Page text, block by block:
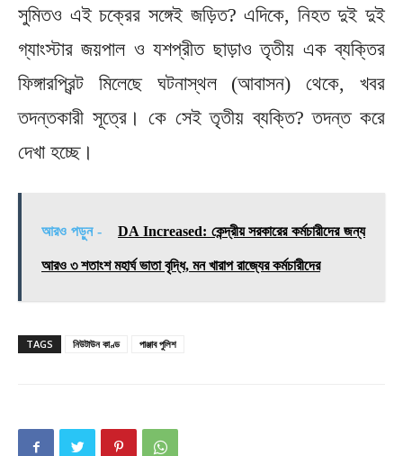
সুমিতও এই চক্রের সঙ্গেই জড়িত? এদিকে, নিহত দুই দুই
গ্যাংস্টার জয়পাল ও যশপ্রীত ছাড়াও তৃতীয় এক ব্যক্তির
ফিঙ্গারপ্রিন্ট মিলেছে ঘটনাস্থল (আবাসন) থেকে, খবর
তদন্তকারী সূত্রে। কে সেই তৃতীয় ব্যক্তি?‌ তদন্ত করে
দেখা হচ্ছে।
আরও পড়ুন - DA Increased: কেন্দ্রীয় সরকারের কর্মচারীদের জন্য
আরও ৩ শতাংশ মহার্ঘ ভাতা বৃদ্ধি, মন খারাপ রাজ্যের কর্মচারীদের
TAGS নিউটাউন কাণ্ড পাঞ্জাব পুলিশ